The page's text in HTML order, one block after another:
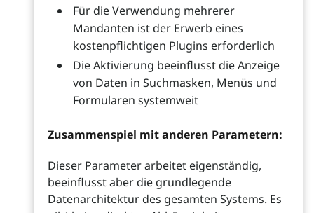
Für die Verwendung mehrerer
Mandanten ist der Erwerb eines
kostenpflichtigen Plugins erforderlich
Die Aktivierung beeinflusst die Anzeige
von Daten in Suchmasken, Menüs und
Formularen systemweit
Zusammenspiel mit anderen Parametern:
Dieser Parameter arbeitet eigenständig,
beeinflusst aber die grundlegende
Datenarchitektur des gesamten Systems. Es